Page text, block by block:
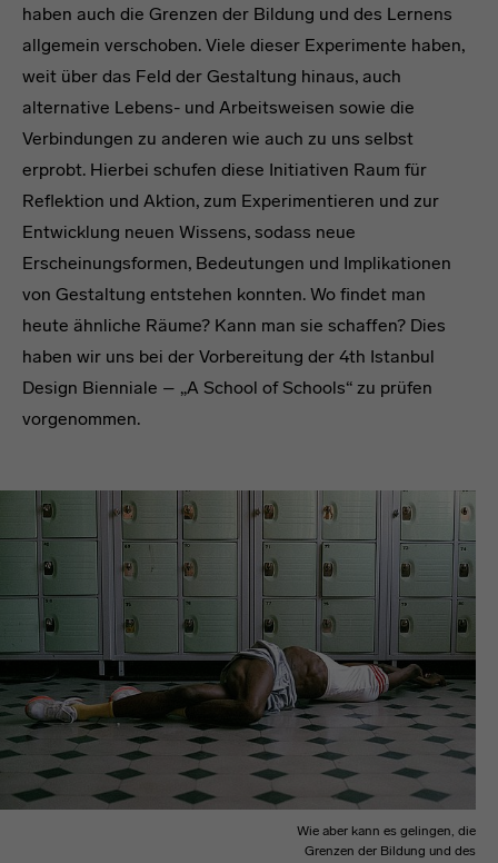
haben auch die Grenzen der Bildung und des Lernens
allgemein verschoben. Viele dieser Experimente haben,
weit über das Feld der Gestaltung hinaus, auch
alternative Lebens- und Arbeitsweisen sowie die
Verbindungen zu anderen wie auch zu uns selbst
erprobt. Hierbei schufen diese Initiativen Raum für
Reflektion und Aktion, zum Experimentieren und zur
Entwicklung neuen Wissens, sodass neue
Erscheinungsformen, Bedeutungen und Implikationen
von Gestaltung entstehen konnten. Wo findet man
heute ähnliche Räume? Kann man sie schaffen? Dies
haben wir uns bei der Vorbereitung der 4th Istanbul
Design Bienniale – „A School of Schools“ zu prüfen
vorgenommen.
Wie aber kann es gelingen, die
Grenzen der Bildung und des